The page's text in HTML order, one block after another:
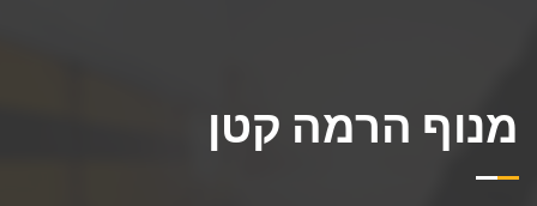
מנוף הרמה קטן